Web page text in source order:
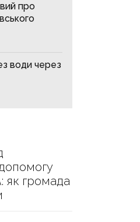
про
води через
як громада